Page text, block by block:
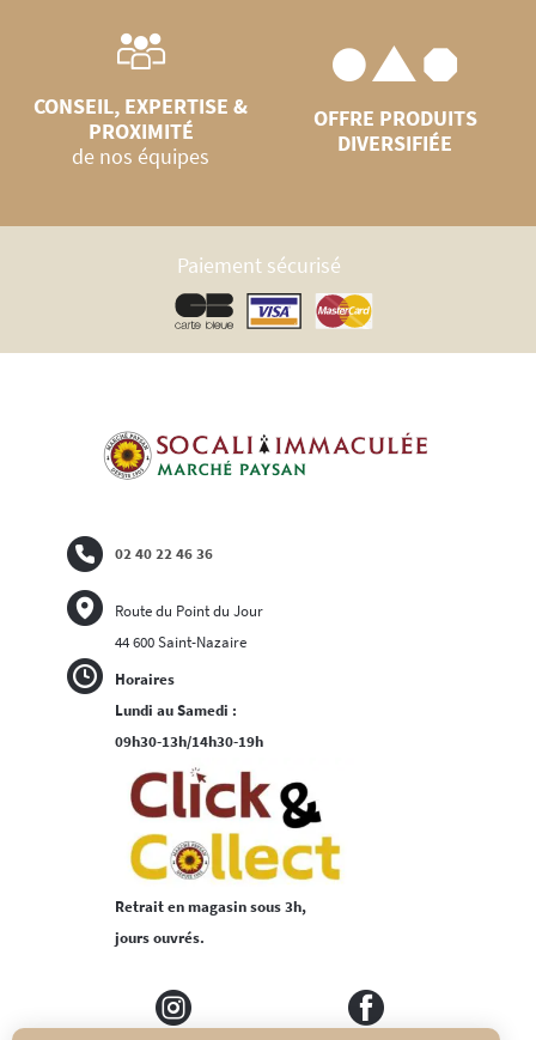
CONSEIL, EXPERTISE &
PROXIMITÉ
de nos équipes
OFFRE PRODUITS
DIVERSIFIÉE
Paiement sécurisé
Horaires
Lundi au Samedi :
09h30-13h/14h30-19h
Retrait en magasin sous 3h,
jours ouvrés.
02 40 22 46 36
Route du Point du Jour
44 600 Saint-Nazaire